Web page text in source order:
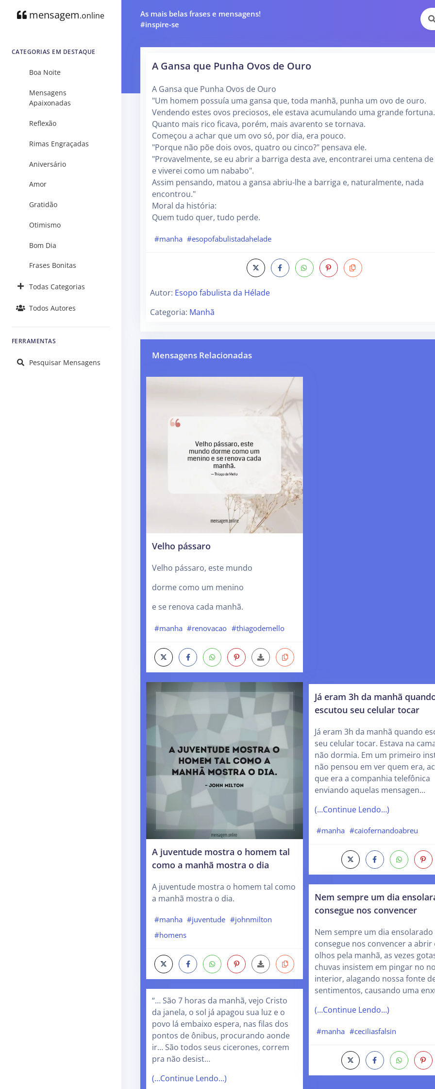
mensagem.online
CATEGORIAS EM DESTAQUE
Boa Noite
Mensagens
Apaixonadas
Reflexão
Rimas Engraçadas
Aniversário
Amor
Gratidão
Otimismo
Bom Dia
Frases Bonitas
Todas Categorias
Todos Autores
FERRAMENTAS
Pesquisar Mensagens
As mais belas frases e mensagens!
#inspire-se
A Gansa que Punha Ovos de Ouro
A Gansa que Punha Ovos de Ouro
"Um homem possuía uma gansa que, toda manhã, punha um ovo de ouro.
Vendendo estes ovos preciosos, ele estava acumulando uma grande fortuna.
Quanto mais rico ficava, porém, mais avarento se tornava.
Começou a achar que um ovo só, por dia, era pouco.
"Porque não põe dois ovos, quatro ou cinco?" pensava ele.
"Provavelmente, se eu abrir a barriga desta ave, encontrarei uma centena
e viverei como um nababo".
Assim pensando, matou a gansa abriu-lhe a barriga e, naturalmente, nada
encontrou."
Moral da história:
Quem tudo quer, tudo perde.
#manha #esopofabulistadahelade
Autor: Esopo fabulista da Hélade
Categoria: Manhã
Mensagens Relacionadas
Velho pássaro
Velho pássaro, este mundo
dorme como um menino
e se renova cada manhã.
#manha #renovacao #thiagodemello
A juventude mostra o homem tal
como a manhã mostra o dia
A juventude mostra o homem tal como
a manhã mostra o dia.
#manha #juventude #johnmilton
#homens
“… São 7 horas da manhã, vejo Cristo
da janela, o sol já apagou sua luz e o
povo lá embaixo espera, nas filas dos
pontos de ônibus, procurando aonde
ir… São todos seus cicerones, correm
pra não desist…
(…Continue Lendo…)
Já eram 3h da manhã
escutou seu celular tocar
Já eram 3h da manhã quando
seu celular tocar. Estava na
não dormia. Em um primeiro
não pensou em ver quem era,
que era a companhia telefônica
enviando aquelas mensagen…
(…Continue Lendo…)
#manha #caiofernandoabreu
Nem sempre um dia
consegue nos convencer
Nem sempre um dia ensolarado
consegue nos convencer a abrir
olhos pela manhã, as vezes
chuvas insistem em pingar no
interior, alagando nossa fonte
sentimentos, causando uma
(…Continue Lendo…)
#manha #ceciliasfalsin